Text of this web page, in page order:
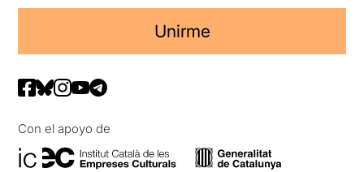
Unirme
Con el apoyo de